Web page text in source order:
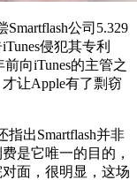
公司5.329
侵犯其专利
向iTunes的主管之
让Apple有了剽窃
出Smartflash并非
是它唯一的目的，
面，很明显，这场